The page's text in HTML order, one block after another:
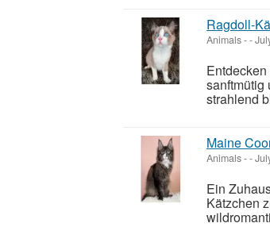
Ragdoll-
Animals--
sanftmütig
strahlend
Maine
Animals--
Ein
Kätzchen